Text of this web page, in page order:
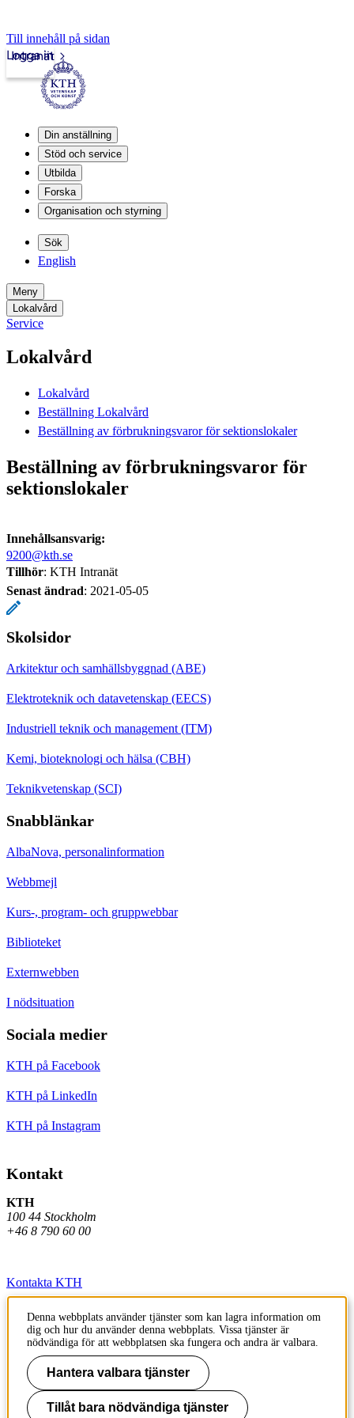
Till innehåll på sidan
Intranät
Logga in
Din anställning
Stöd och service
Utbilda
Forska
Organisation och styrning
Sök
English
Meny
Lokalvård
Service
Lokalvård
Lokalvård
Beställning Lokalvård
Beställning av förbrukningsvaror för sektionslokaler
Beställning av förbrukningsvaror för
sektionslokaler
Innehållsansvarig:
9200@kth.se
Tillhör: KTH Intranät
Senast ändrad: 2021-05-05
Skolsidor
Arkitektur och samhällsbyggnad (ABE)
Elektroteknik och datavetenskap (EECS)
Industriell teknik och management (ITM)
Kemi, bioteknologi och hälsa (CBH)
Teknikvetenskap (SCI)
Snabblänkar
AlbaNova, personalinformation
Webbmejl
Kurs-, program- och gruppwebbar
Biblioteket
Externwebben
I nödsituation
Sociala medier
KTH på Facebook
KTH på LinkedIn
KTH på Instagram
Kontakt
KTH
100 44 Stockholm
+46 8 790 60 00
Kontakta KTH
Jobba på KTH
Press och media
Faktura och betalning KTH
Om KTH:s webbplatser
Denna webbplats använder tjänster som kan lagra information om
dig och hur du använder denna webbplats. Vissa tjänster är
nödvändiga för att webbplatsen ska fungera och andra är valbara.
Hantera valbara tjänster
Tillåt bara nödvändiga tjänster